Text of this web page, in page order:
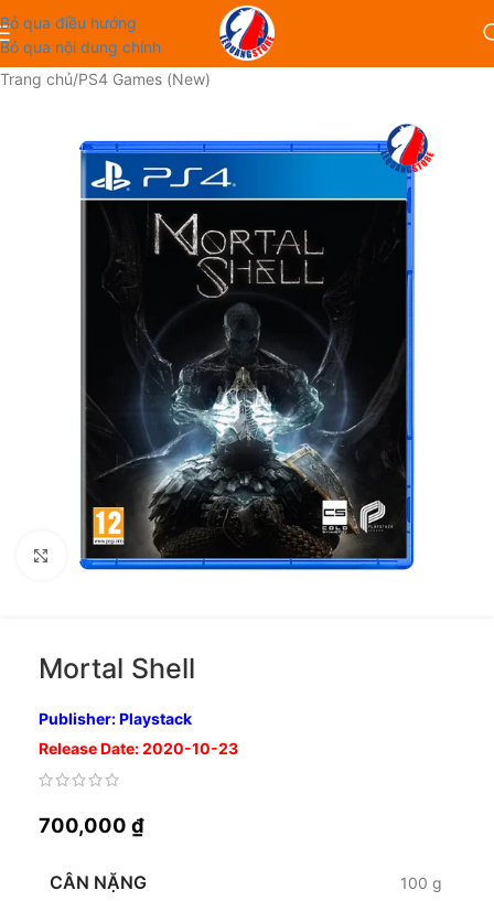
Bỏ qua điều hướng
Bỏ qua nội dung chính
Trang chủ/PS4 Games (New)
Nhấp để phóng to
Mortal Shell
Publisher: Playstack
Release Date: 2020-10-23
700,000 ₫
CÂN NẶNG 100 g